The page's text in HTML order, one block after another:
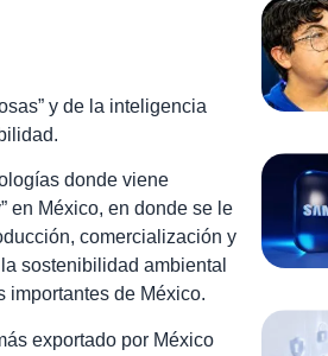
y de la inteligencia
donde viene
en México, en donde se le
comercialización y
sostenibilidad ambiental
importantes de México.
exportado por México